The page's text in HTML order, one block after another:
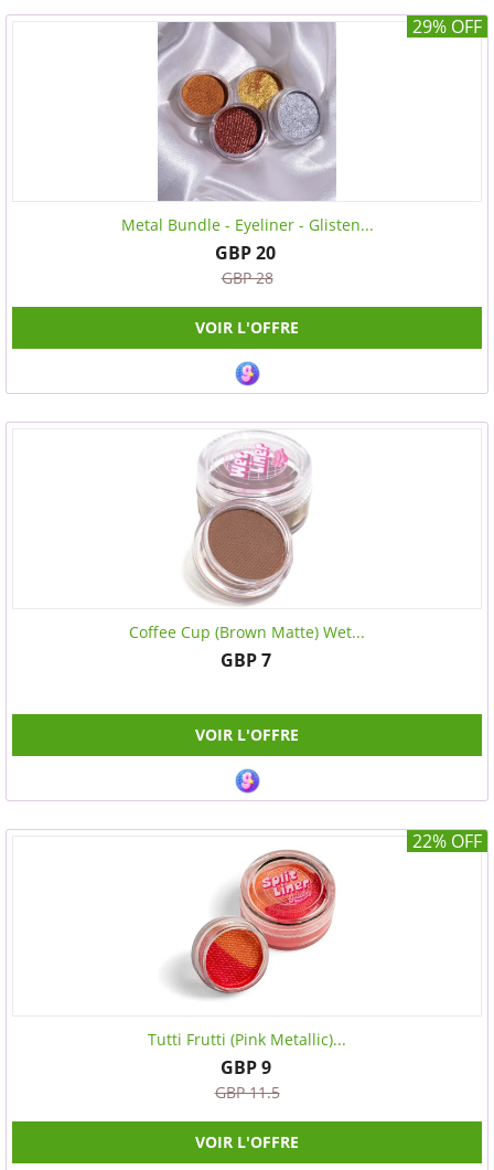
29% OFF
Metal Bundle - Eyeliner - Glisten...
GBP 20
GBP 28
VOIR L'OFFRE
Coffee Cup (Brown Matte) Wet...
GBP 7
VOIR L'OFFRE
22% OFF
Tutti Frutti (Pink Metallic)...
GBP 9
GBP 11.5
VOIR L'OFFRE